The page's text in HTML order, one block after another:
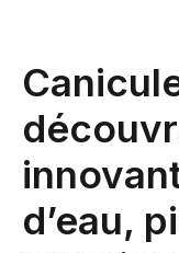
d’eau,